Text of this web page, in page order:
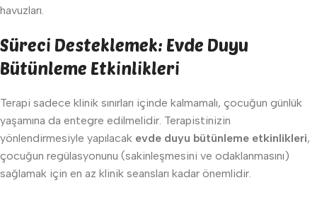
havuzları.
Süreci Desteklemek: Evde Duyu
Bütünleme Etkinlikleri
Terapi sadece klinik sınırları içinde kalmamalı, çocuğun günlük
yaşamına da entegre edilmelidir. Terapistinizin
yönlendirmesiyle yapılacak evde duyu bütünleme etkinlikleri,
çocuğun regülasyonunu (sakinleşmesini ve odaklanmasını)
sağlamak için en az klinik seansları kadar önemlidir.